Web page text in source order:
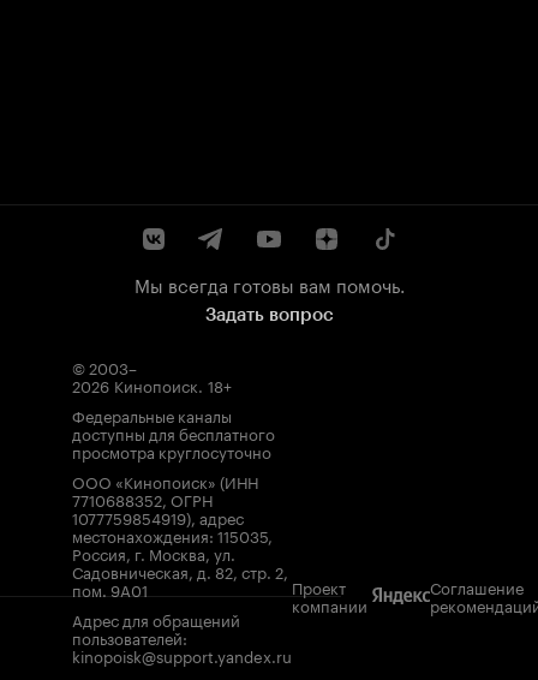
Мы всегда готовы вам помочь.
Задать вопрос
© 2003–
2026 Кинопоиск. 18+
Федеральные каналы
доступны для бесплатного
просмотра круглосуточно
ООО «Кинопоиск» (ИНН
7710688352, ОГРН
1077759854919), адрес
местонахождения: 115035,
Россия, г. Москва, ул.
Садовническая, д. 82, стр. 2,
пом. 9А01
Адрес для обращений
пользователей:
kinopoisk@support.yandex.ru
Проект
компании
Соглашение